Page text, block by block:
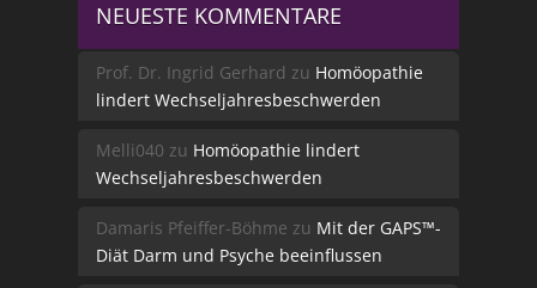
NEUESTE KOMMENTARE
Prof. Dr. Ingrid Gerhard zu Homöopathie
lindert Wechseljahresbeschwerden
Melli040 zu Homöopathie lindert
Wechseljahresbeschwerden
Damaris Pfeiffer-Böhme zu Mit der GAPS™-
Diät Darm und Psyche beeinflussen